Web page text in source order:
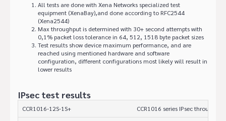
All tests are done with Xena Networks specialized test
equipment (XenaBay),and done according to RFC2544
(Xena2544)
Max throughput is determined with 30+ second attempts with
0,1% packet loss tolerance in 64, 512, 1518 byte packet sizes
Test results show device maximum performance, and are
reached using mentioned hardware and software
configuration, different configurations most likely will result in
lower results
IPsec test results
CCR1016-12S-1S+ CCR1016 series IPsec throughput